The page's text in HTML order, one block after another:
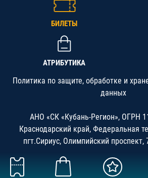
БИЛЕТЫ
АТРИБУТИКА
Политика по защите, обработке и
данных
АНО «СК «Кубань-Регион», ОГРН
Краснодарский край, Федеральная
пгт.Сириус, Олимпийский